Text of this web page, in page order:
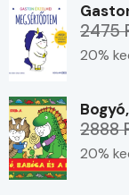
2475
20%
2888
20%